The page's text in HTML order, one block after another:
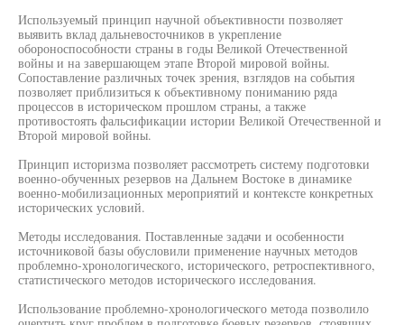
Используемый принцип научной объективности позволяет
выявить вклад дальневосточников в укрепление
обороноспособности страны в годы Великой Отечественной
войны и на завершающем этапе Второй мировой войны.
Сопоставление различных точек зрения, взглядов на события
позволяет приблизиться к объективному пониманию ряда
процессов в историческом прошлом страны, а также
противостоять фальсификации истории Великой Отечественной и
Второй мировой войны.
Принцип историзма позволяет рассмотреть систему подготовки
военно-обученных резервов на Дальнем Востоке в динамике
военно-мобилизационных мероприятий и контексте конкретных
исторических условий.
Методы исследования. Поставленные задачи и особенности
источниковой базы обусловили применение научных методов
проблемно-хронологического, исторического, ретроспективного,
статистического методов исторического исследования.
Использование проблемно-хронологического метода позволило